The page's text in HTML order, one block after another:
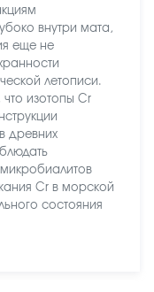
внутри мата,
еще не
летописи.
изотопы Cr
древних
Cr в морской
состояния